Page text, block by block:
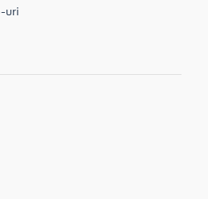
uri